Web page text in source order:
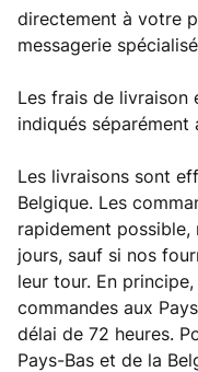
directement à votre
messagerie
Les frais de livraison
indiqués
Les livraisons sont
Belgique. Les
rapidement possible,
jours, sauf si nos
leur tour. En
commandes aux
délai de 72 heures.
Pays-Bas et de la